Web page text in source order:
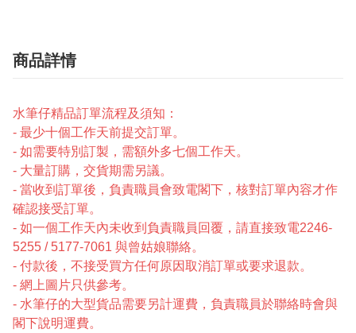
商品詳情
水筆仔精品訂單流程及須知：
- 最少十個工作天前提交訂單。
- 如需要特別訂製，需額外多七個工作天。
- 大量訂購，交貨期需另議。
- 當收到訂單後，負責職員會致電閣下，核對訂單內容才作
確認接受訂單。
- 如一個工作天內未收到負責職員回覆，請直接致電2246-
5255 / 5177-7061 與曾姑娘聯絡。
- 付款後，不接受買方任何原因取消訂單或要求退款。
- 網上圖片只供參考。
- 水筆仔的大型貨品需要另計運費，負責職員於聯絡時會與
閣下說明運費。